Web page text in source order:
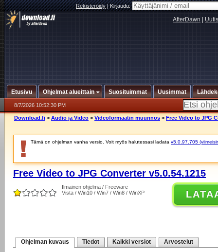
Rekisteröidy|Kirjaudu:
AfterDawn
Etusivu Ohjelmat alueittain Suosituimmat Uusimmat
8/7/2026 10:52:30 PM
Download.fi > Audio ja Video > Videoformaatin muunnos > Free Video to JPG
Tämä on ohjelman vanha versio. Voit myös halutessasi ladata v5.0.97.705
Free Video to JPG Converter v5.0.54.1215
Ilmainen ohjelma / Freeware
Vista / Win10 / Win7 / Win8 / WinXP
Ohjelman kuvaus Tiedot Kaikki versiot Arvostelut